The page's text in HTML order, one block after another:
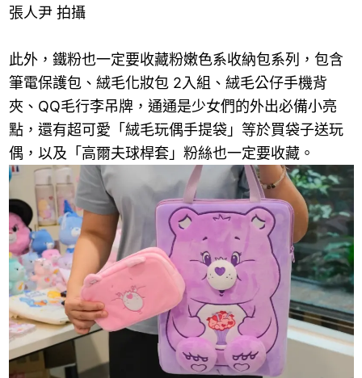
張人尹 拍攝
此外，鐵粉也一定要收藏粉嫩色系收納包系列，包含
筆電保護包、絨毛化妝包 2入組、絨毛公仔手機背
夾、QQ毛行李吊牌，通通是少女們的外出必備小亮
點，還有超可愛「絨毛玩偶手提袋」等於買袋子送玩
偶，以及「高爾夫球桿套」粉絲也一定要收藏。